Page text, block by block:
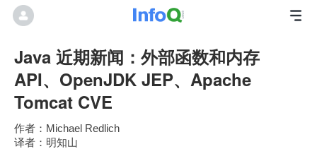
Java 近期新闻：外部函数和内存
API、OpenJDK JEP、Apache
Tomcat CVE
Michael Redlich
明知山